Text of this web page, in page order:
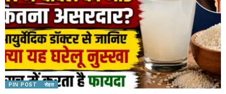
PIN POST सेहत